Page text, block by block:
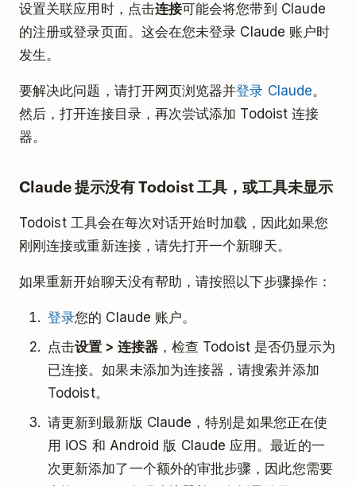
设置关联应用时，点击连接可能会将您带到 Claude
的注册或登录页面。这会在您未登录 Claude 账户时
发生。
要解决此问题，请打开网页浏览器并登录 Claude。
然后，打开连接目录，再次尝试添加 Todoist 连接
器。
Claude 提示没有 Todoist 工具，或工具未显示
Todoist 工具会在每次对话开始时加载，因此如果您
刚刚连接或重新连接，请先打开一个新聊天。
如果重新开始聊天没有帮助，请按照以下步骤操作：
登录您的 Claude 账户。
点击设置 > 连接器，检查 Todoist 是否仍显示为
已连接。如果未添加为连接器，请搜索并添加
Todoist。
请更新到最新版 Claude，特别是如果您正在使
用 iOS 和 Android 版 Claude 应用。最近的一
次更新添加了一个额外的审批步骤，因此您需要